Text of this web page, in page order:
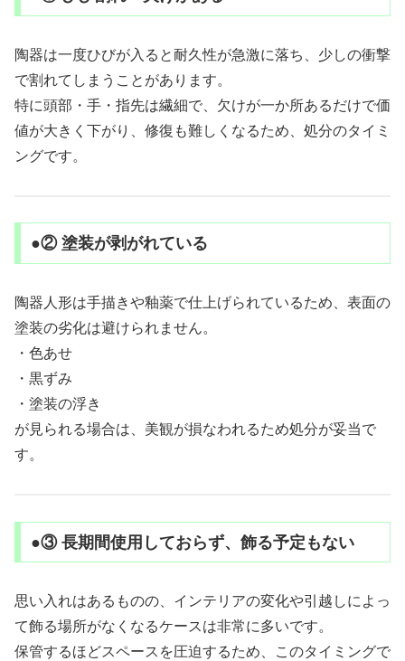
陶器は一度ひびが入ると耐久性が急激に落ち、少しの衝撃
で割れてしまうことがあります。
特に頭部・手・指先は繊細で、欠けが一か所あるだけで価
値が大きく下がり、修復も難しくなるため、処分のタイミ
ングです。
●② 塗装が剥がれている
陶器人形は手描きや釉薬で仕上げられているため、表面の
塗装の劣化は避けられません。
・色あせ
・黒ずみ
・塗装の浮き
が見られる場合は、美観が損なわれるため処分が妥当で
す。
●③ 長期間使用しておらず、飾る予定もない
思い入れはあるものの、インテリアの変化や引越しによっ
て飾る場所がなくなるケースは非常に多いです。
保管するほどスペースを圧迫するため、このタイミングで